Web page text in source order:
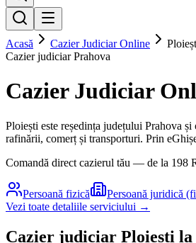
Acasă Cazier Judiciar Online
Cazier judiciarPrahova
Cazier Judiciar
Ploiești este reședința județului Prahova
rafinării, comerț și transporturi. Prin
Comandă direct cazierul tău — de la 198
Persoană fizică
Persoană juridică
Vezi toate detaliile serviciului →
Cazier judiciar Ploiești la